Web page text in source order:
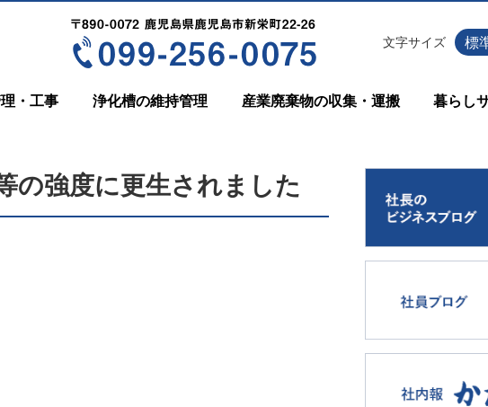
・工事 浄化槽の維持管理 産業廃棄物の収集・運搬 暮らし
文字サイズ 標
強度に更生されました